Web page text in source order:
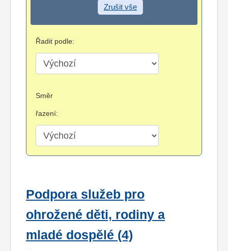
Zrušit vše
Řadit podle:
Směr
řazení:
Podpora služeb pro
ohrožené děti, rodiny a
mladé dospělé (4)